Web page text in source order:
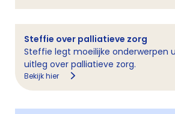
Steffie over palliatieve zorg
Steffie legt moeilijke onderwerpen
uitleg over palliatieve zorg.
Bekijk hier